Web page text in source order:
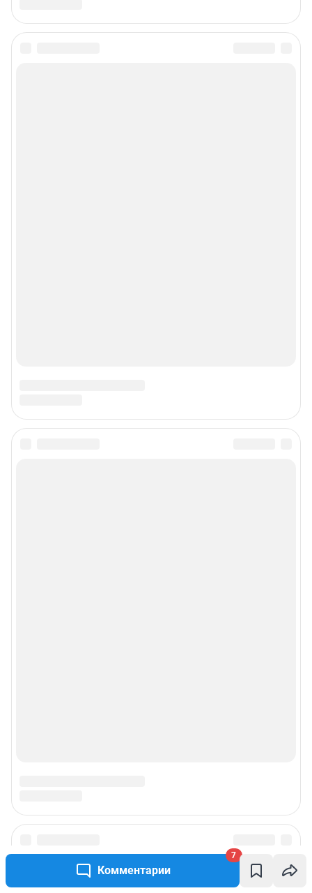
Комментарии
7